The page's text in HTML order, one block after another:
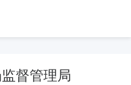
督管理局